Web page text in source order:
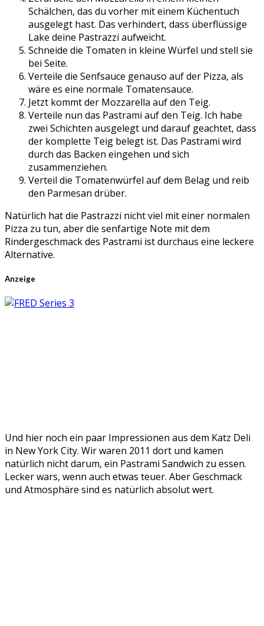
Schälchen, das du vorher mit einem Küchentuch
ausgelegt hast. Das verhindert, dass überflüssige
Lake deine Pastrazzi aufweicht.
Schneide die Tomaten in kleine Würfel und stell sie
bei Seite.
Verteile die Senfsauce genauso auf der Pizza, als
wäre es eine normale Tomatensauce.
Jetzt kommt der Mozzarella auf den Teig.
Verteile nun das Pastrami auf den Teig. Ich habe
zwei Schichten ausgelegt und darauf geachtet, dass
der komplette Teig belegt ist. Das Pastrami wird
durch das Backen eingehen und sich
zusammenziehen.
Verteil die Tomatenwürfel auf dem Belag und reib
den Parmesan drüber.
Natürlich hat die Pastrazzi nicht viel mit einer normalen
Pizza zu tun, aber die senfartige Note mit dem
Rindergeschmack des Pastrami ist durchaus eine leckere
Alternative.
Anzeige
Und hier noch ein paar Impressionen aus dem Katz Deli
in New York City. Wir waren 2011 dort und kamen
natürlich nicht darum, ein Pastrami Sandwich zu essen.
Lecker wars, wenn auch etwas teuer. Aber Geschmack
und Atmosphäre sind es natürlich absolut wert.